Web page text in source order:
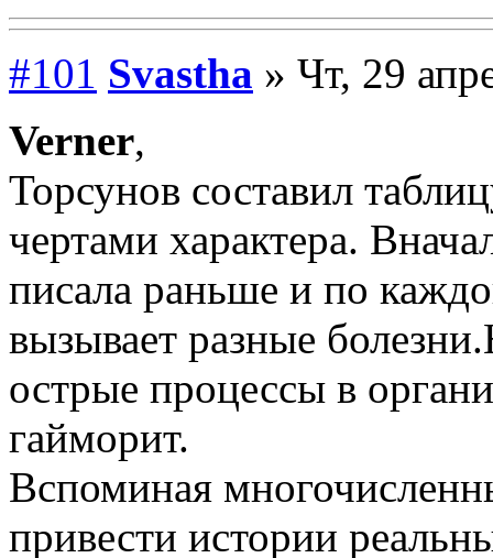
#101 Svastha » Чт, 29
Verner,
Торсунов составил
чертами характера.
писала раньше и по
вызывает разные
острые процессы в
гайморит.
Вспоминая
привести истории